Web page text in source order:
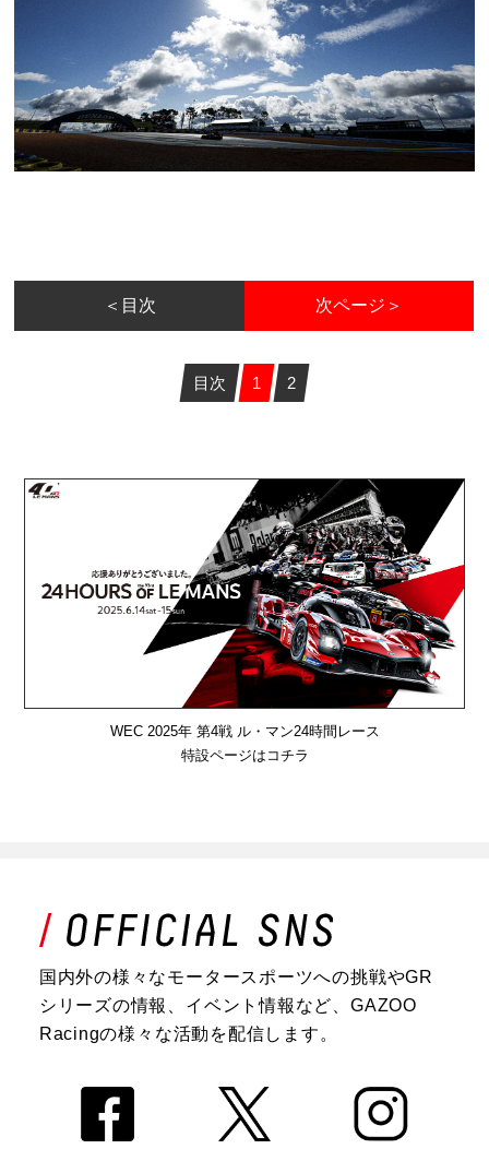
＜目次 次ページ＞
目次 1 2
WEC 2025年 第4戦 ル・マン24時間レース
特設ページはコチラ
国内外の様々なモータースポーツへの挑戦やGR
シリーズの情報、イベント情報など、GAZOO
Racingの様々な活動を配信します。